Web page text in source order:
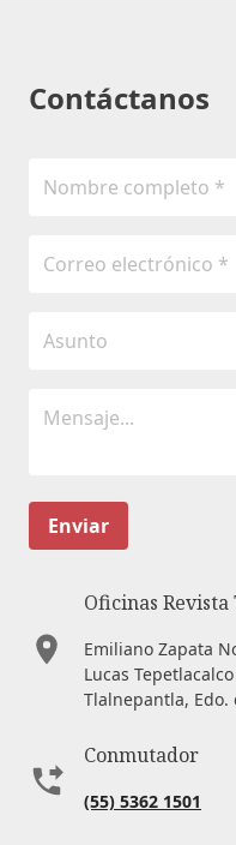
Contáctanos
Enviar
Oficinas
Emiliano Zapata
Lucas Tepetlacalco
Tlalnepantla, Edo.
Conmutador
(55) 5362 1501